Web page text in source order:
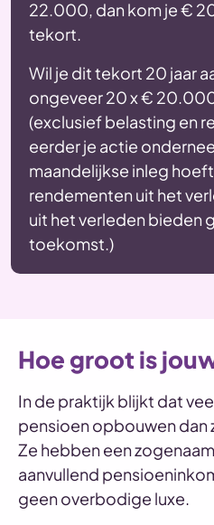
22.000, dan kom je €
tekort.
Wil je dit tekort 20 jaar
ongeveer 20 x €
(exclusief belasting en
eerder je actie
maandelijkse inleg
rendementen uit het
uit het verleden bieden
toekomst.)
Hoe groot is
In de praktijk blijkt dat
pensioen opbouwen dan
Ze hebben een
aanvullend
geen overbodige luxe.